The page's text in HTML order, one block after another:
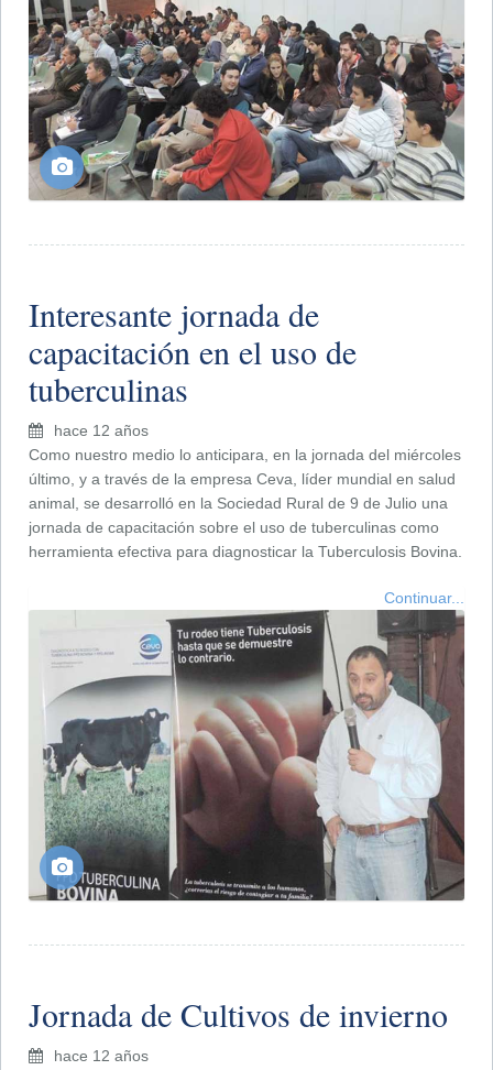
Interesante jornada de
capacitación en el uso de
tuberculinas
hace 12 años
Como nuestro medio lo anticipara, en la jornada del miércoles
último, y a través de la empresa Ceva, líder mundial en salud
animal, se desarrolló en la Sociedad Rural de 9 de Julio una
jornada de capacitación sobre el uso de tuberculinas como
herramienta efectiva para diagnosticar la Tuberculosis Bovina.
Continuar...
Jornada de Cultivos de invierno
hace 12 años